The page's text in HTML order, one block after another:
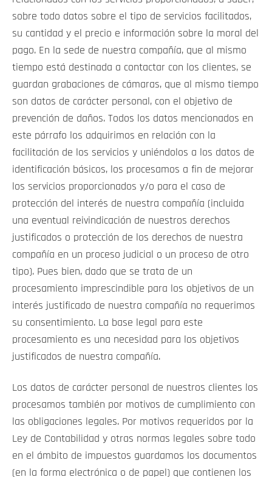
sobre todo datos sobre el tipo de servicios facilitados,
su cantidad y el precio e información sobre la moral del
pago. En la sede de nuestra compañía, que al mismo
tiempo está destinada a contactar con los clientes, se
guardan grabaciones de cámaras, que al mismo tiempo
son datos de carácter personal, con el objetivo de
prevención de daños. Todos los datos mencionados en
este párrafo los adquirimos en relación con la
facilitación de los servicios y uniéndolos a los datos de
identificación básicos, los procesamos a fin de mejorar
los servicios proporcionados y/o para el caso de
protección del interés de nuestra compañía (incluida
una eventual reivindicación de nuestros derechos
justificados o protección de los derechos de nuestra
compañía en un proceso judicial o un proceso de otro
tipo). Pues bien, dado que se trata de un
procesamiento imprescindible para los objetivos de un
interés justificado de nuestra compañía no requerimos
su consentimiento. La base legal para este
procesamiento es una necesidad para los objetivos
justificados de nuestra compañía.
Los datos de carácter personal de nuestros clientes los
procesamos también por motivos de cumplimiento con
las obligaciones legales. Por motivos requeridos por la
Ley de Contabilidad y otras normas legales sobre todo
en el ámbito de impuestos guardamos los documentos
(en la forma electrónica o de papel) que contienen los